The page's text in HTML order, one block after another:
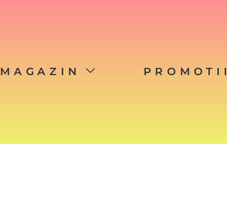
MAGAZIN PROMOTII